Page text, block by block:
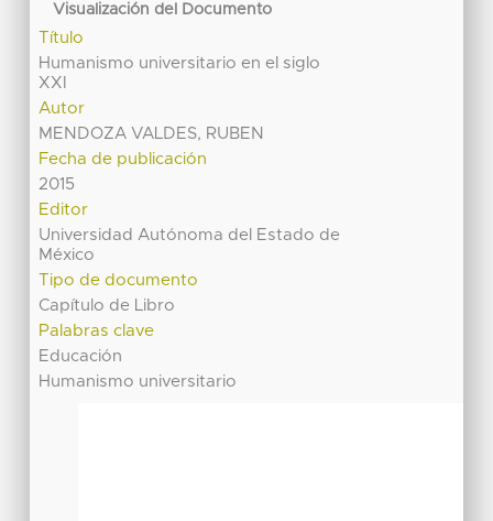
Visualización del Documento
Título
Humanismo universitario en el siglo
XXI
Autor
MENDOZA VALDES, RUBEN
Fecha de publicación
2015
Editor
Universidad Autónoma del Estado de
México
Tipo de documento
Capítulo de Libro
Palabras clave
Educación
Humanismo universitario